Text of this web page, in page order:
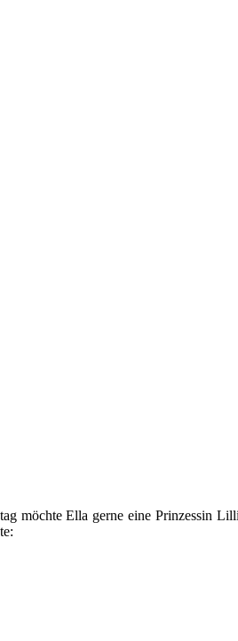
möchte Ella gerne eine Prinzessin